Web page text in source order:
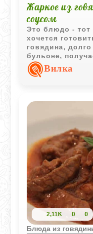
Жаркое из
соусом
Это блюдо - тот
хочется
говядина,
бульоне,
мягкой, а
глубины и
по‑настоящему
Вилка
2,11K 0 0
Блюда из